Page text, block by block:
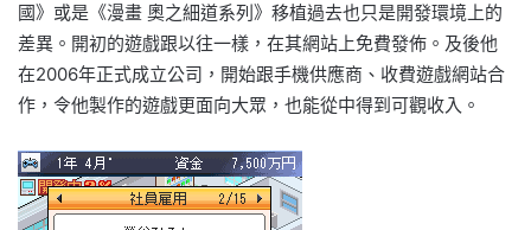
國》或是《漫畫 奧之細道系列》移植過去也只是開發環境上的
差異。開初的遊戲跟以往一樣，在其網站上免費發佈。及後他
在2006年正式成立公司，開始跟手機供應商、收費遊戲網站合
作，令他製作的遊戲更面向大眾，也能從中得到可觀收入。